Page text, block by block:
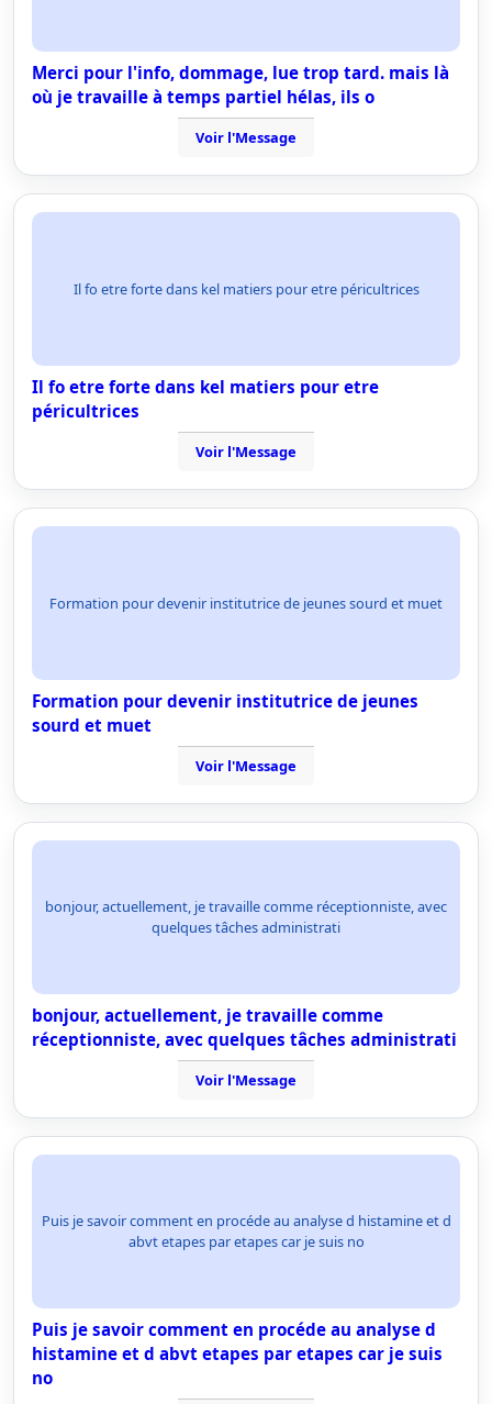
Merci pour l'info, dommage, lue trop tard. mais là
où je travaille à temps partiel hélas, ils o
Voir l'Message
Il fo etre forte dans kel matiers pour etre péricultrices
Il fo etre forte dans kel matiers pour etre
péricultrices
Voir l'Message
Formation pour devenir institutrice de jeunes sourd et muet
Formation pour devenir institutrice de jeunes
sourd et muet
Voir l'Message
bonjour, actuellement, je travaille comme réceptionniste, avec
quelques tâches administrati
bonjour, actuellement, je travaille comme
réceptionniste, avec quelques tâches administrati
Voir l'Message
Puis je savoir comment en procéde au analyse d histamine et d
abvt etapes par etapes car je suis no
Puis je savoir comment en procéde au analyse d
histamine et d abvt etapes par etapes car je suis
no